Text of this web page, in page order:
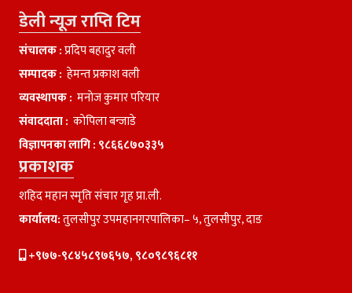
डेली न्यूज राप्ति टिम
संचालक :प्रदिप बहादुर वली
सम्पादक : हेमन्त प्रकाश वली
व्यवस्थापक : मनाेज कुमार परियार
संवाददाता : काेपिला बन्जाडे
विज्ञापनका लागि : ९८६६८७०३३५
प्रकाशक
शहिद महान स्मृति संचार गृह प्रा.ली.
कार्यालय:तुलसीपुर उपमहानगरपालिका– ५, तुलसीपुर, दाङ
+९७७-९८४५८९७६५७, ९८०९८९६८११